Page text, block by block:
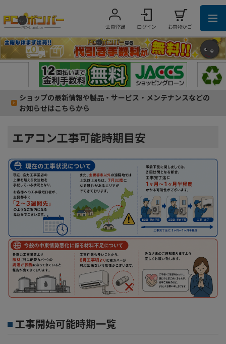
会員登録 ログイン お買物かご
ショップの最新情報や製品・サービス・メンテナンスなどの
お知らせはこちらから
エアコン工事可能時期目安
工事開始可能時期一覧